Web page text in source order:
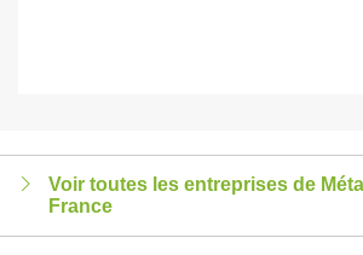
Voir toutes les entreprises de
France